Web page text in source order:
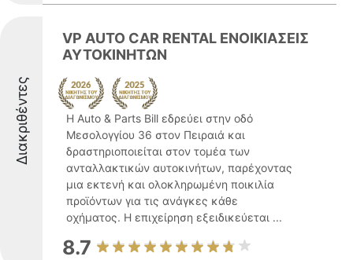
Διακριθέντες
VP AUTO CAR RENTAL ΕΝΟΙΚΙΑΣΕΙΣ
ΑΥΤΟΚΙΝΗΤΩΝ
Η Auto & Parts Bill εδρεύει στην οδό
Μεσολογγίου 36 στον Πειραιά και
δραστηριοποιείται στον τομέα των
ανταλλακτικών αυτοκινήτων, παρέχοντας
μια εκτενή και ολοκληρωμένη ποικιλία
προϊόντων για τις ανάγκες κάθε
οχήματος. Η επιχείρηση εξειδικεύεται ...
8.7